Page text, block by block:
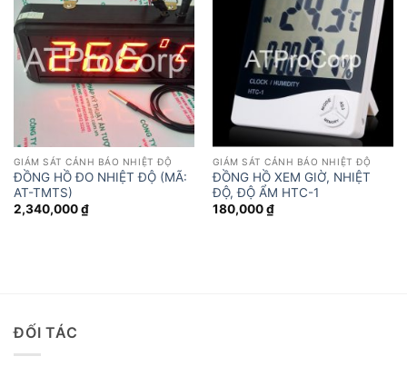
GIÁM SÁT CẢNH BÁO NHIỆT ĐỘ
ĐỒNG HỒ ĐO NHIỆT ĐỘ (MÃ:
AT-TMTS)
2,340,000₫
GIÁM SÁT CẢNH BÁO NHIỆT ĐỘ
ĐỒNG HỒ XEM GIỜ, NHIỆT
ĐỘ, ĐỘ ẨM HTC-1
180,000₫
ĐỐI TÁC